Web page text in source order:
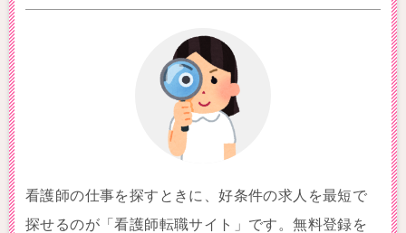
看護師の仕事を探すときに、好条件の求人を最短で
探せるのが「看護師転職サイト」です。無料登録を